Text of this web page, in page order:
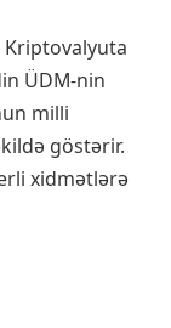
Kriptovalyuta
ÜDM-nin
milli
göstərir.
xidmətlərə